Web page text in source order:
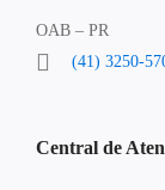
OAB – PR
(41) 3250-
Central de